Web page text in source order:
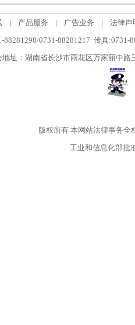
| 产品服务 | 广告业务 |
法律声
88281298/0731-88281217 传真:0731-
地址：湖南省长沙市雨花区万家丽中
版权所有本网站法律事务全
工业和信息化部批